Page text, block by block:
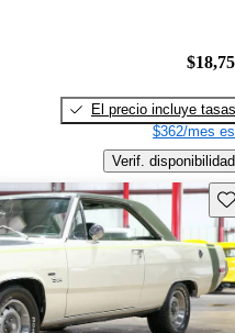
El precio incluye tasas
$362/mes
Verif. disponibilidad